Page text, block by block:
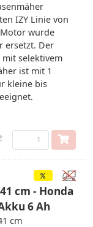
IZY Linie von
wurde
ersetzt. Der
mit selektivem
ist mit 1
kleine bis
cm - Honda
6 Ah
cm